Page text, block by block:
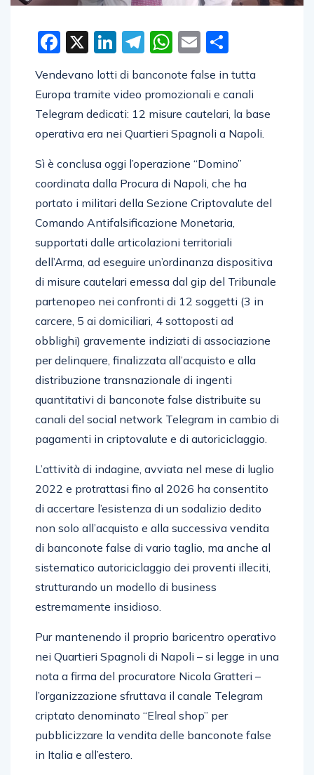
Facebook
X LinkedIn
Telegram
WhatsApp
Email
Vendevano lotti di banconote false in tutta
Europa tramite video promozionali e canali
Telegram dedicati: 12 misure cautelari, la base
operativa era nei Quartieri Spagnoli a Napoli.
Sì è conclusa oggi l’operazione “Domino”
coordinata dalla Procura di Napoli, che ha
portato i militari della Sezione Criptovalute del
Comando Antifalsificazione Monetaria,
supportati dalle articolazioni territoriali
dell’Arma, ad eseguire un’ordinanza dispositiva
di misure cautelari emessa dal gip del Tribunale
partenopeo nei confronti di 12 soggetti (3 in
carcere, 5 ai domiciliari, 4 sottoposti ad
obblighi) gravemente indiziati di associazione
per delinquere, finalizzata all’acquisto e alla
distribuzione transnazionale di ingenti
quantitativi di banconote false distribuite su
canali del social network Telegram in cambio di
pagamenti in criptovalute e di autoriciclaggio.
L’attività di indagine, avviata nel mese di luglio
2022 e protrattasi fino al 2026 ha consentito
di accertare l’esistenza di un sodalizio dedito
non solo all’acquisto e alla successiva vendita
di banconote false di vario taglio, ma anche al
sistematico autoriciclaggio dei proventi illeciti,
strutturando un modello di business
estremamente insidioso.
Pur mantenendo il proprio baricentro operativo
nei Quartieri Spagnoli di Napoli – si legge in una
nota a firma del procuratore Nicola Gratteri –
l’organizzazione sfruttava il canale Telegram
criptato denominato “Elreal shop” per
pubblicizzare la vendita delle banconote false
in Italia e all’estero.